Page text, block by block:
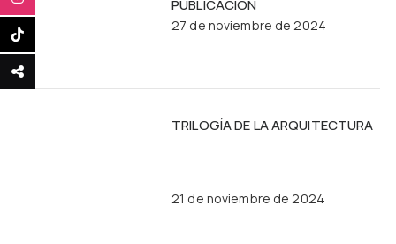
PUBLICACIÓN
27 de noviembre de 2024
TRILOGÍA DE LA ARQUITECTURA
21 de noviembre de 2024